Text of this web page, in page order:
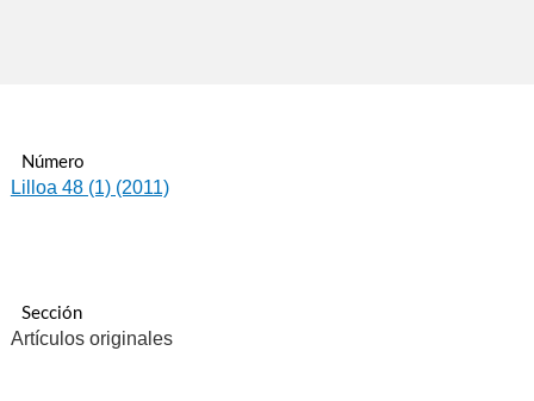
Número
Lilloa 48 (1) (2011)
Sección
Artículos originales